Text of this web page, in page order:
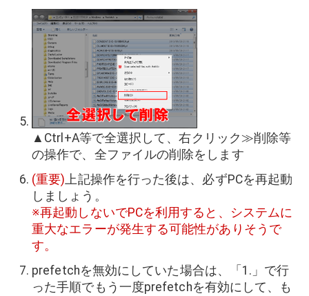
▲Ctrl+A等で全選択して、右クリック≫削除等
の操作で、全ファイルの削除をします
(重要)上記操作を行った後は、必ずPCを再起動
しましょう。
※再起動しないでPCを利用すると、システムに
重大なエラーが発生する可能性がありそうで
す。
prefetchを無効にしていた場合は、「1.」で行
った手順でもう一度prefetchを有効にして、も